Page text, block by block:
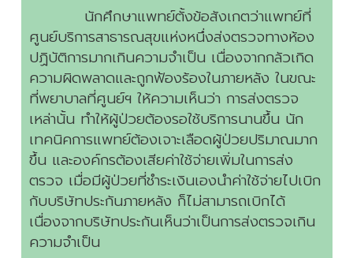
นักศึกษาแพทย์ตั้งข้อสังเกตว่าแพทย์ที่
ศูนย์บริการสาธารณสุขแห่งหนึ่งส่งตรวจทางห้อง
ปฏิบัติการมากเกินความจำเป็น เนื่องจากกลัวเกิด
ความผิดพลาดและถูกฟ้องร้องในภายหลัง ในขณะ
ที่พยาบาลที่ศูนย์ฯ ให้ความเห็นว่า การส่งตรวจ
เหล่านั้น ทำให้ผู้ป่วยต้องรอใช้บริการนานขึ้น นัก
เทคนิคการแพทย์ต้องเจาะเลือดผู้ป่วยปริมาณมาก
ขึ้น และองค์กรต้องเสียค่าใช้จ่ายเพิ่มในการส่ง
ตรวจ เมื่อมีผู้ป่วยที่ชำระเงินเองนำค่าใช้จ่ายไปเบิก
กับบริษัทประกันภายหลัง ก็ไม่สามารถเบิกได้
เนื่องจากบริษัทประกันเห็นว่าเป็นการส่งตรวจเกิน
ความจำเป็น